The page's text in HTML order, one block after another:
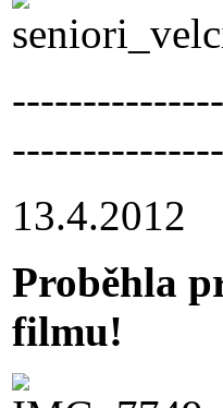
13.4.2012
Proběhla
filmu!